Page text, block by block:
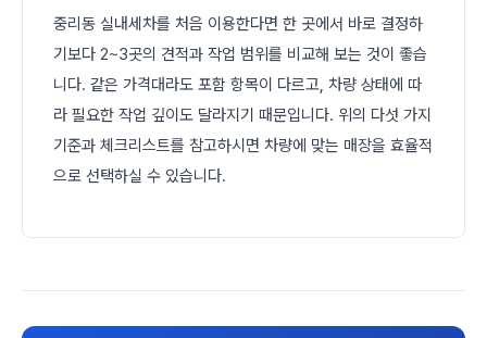
중리동 실내세차를 처음 이용한다면 한 곳에서 바로 결정하
기보다 2~3곳의 견적과 작업 범위를 비교해 보는 것이 좋습
니다. 같은 가격대라도 포함 항목이 다르고, 차량 상태에 따
라 필요한 작업 깊이도 달라지기 때문입니다. 위의 다섯 가지
기준과 체크리스트를 참고하시면 차량에 맞는 매장을 효율적
으로 선택하실 수 있습니다.